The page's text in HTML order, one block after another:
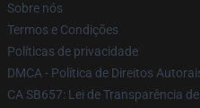
Sobre nós
Termos e Condições
Políticas de privacidade
DMCA - Política de Direitos
CA SB657: Lei de Transparência